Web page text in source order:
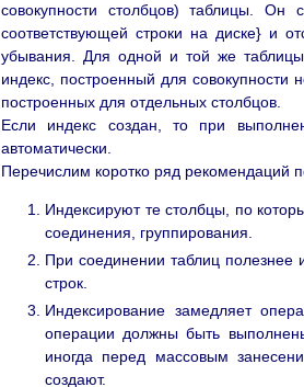
совокупности столбцов) таблицы. Он
соответствующей строки на диске} и
убывания. Для одной и той же таблицы
индекс, построенный для совокупности
построенных для отдельных столбцов.
Если индекс создан, то при
автоматически.
Перечислим коротко ряд рекомендаций
Индексируют те столбцы, по
соединения, группирования.
При соединении таблиц полезнее
строк.
Индексирование замедляет
операции должны быть
иногда перед массовым
создают.